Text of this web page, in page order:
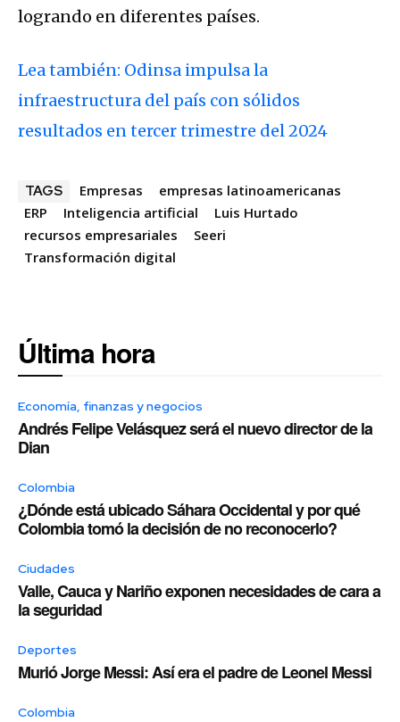
logrando en diferentes países.
Lea también: Odinsa impulsa la
infraestructura del país con sólidos
resultados en tercer trimestre del 2024
TAGS Empresas
empresas latinoamericanas
ERP
Inteligencia artificial
Luis Hurtado
recursos empresariales
Seeri
Transformación digital
Última hora
Economía, finanzas y negocios
Andrés Felipe Velásquez será el nuevo director de la
Dian
Colombia
¿Dónde está ubicado Sáhara Occidental y por qué
Colombia tomó la decisión de no reconocerlo?
Ciudades
Valle, Cauca y Nariño exponen necesidades de cara a
la seguridad
Deportes
Murió Jorge Messi: Así era el padre de Leonel Messi
Colombia